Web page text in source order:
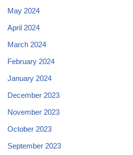
May 2024
April 2024
March 2024
February 2024
January 2024
December 2023
November 2023
October 2023
September 2023